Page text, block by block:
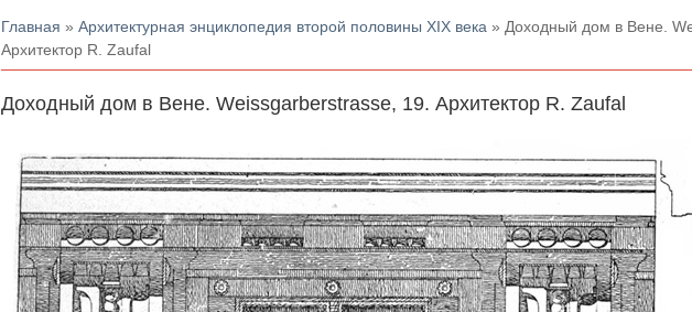
Вы здесь
Главная »Архитектурная энциклопедия второй половины XIX века » Доходный дом в Вене.
Архитектор R. Zaufal
Доходный дом в Вене. Weissgarberstrasse, 19. Архитектор R. Zaufal